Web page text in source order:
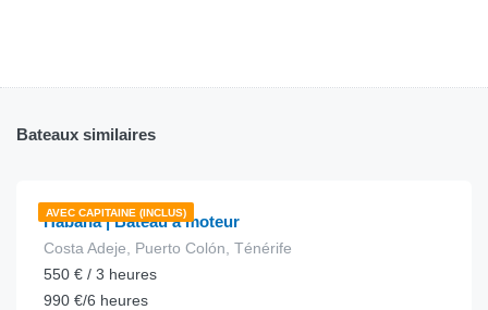
Bateaux similaires
AVEC CAPITAINE (INCLUS)
€165.00
Habana | Bateau à moteur
Costa Adeje, Puerto Colón, Ténérife
550 € / 3 heures
990 €/6 heures